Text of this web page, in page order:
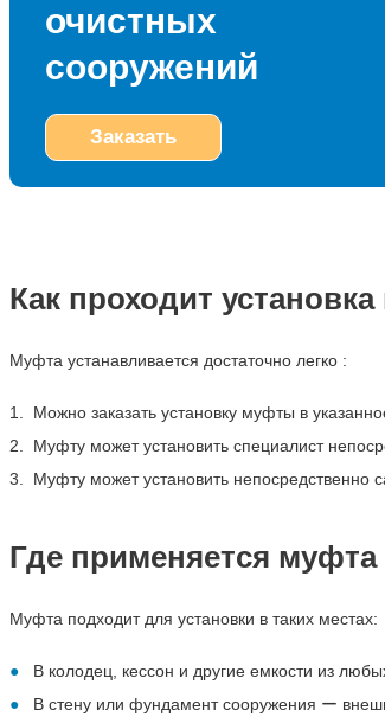
очистных
сооружений
Заказать
Как проходит
Муфта устанавливается достаточно легко :
Можно заказать установку муфты в
Муфту может установить специалист
Муфту может установить непосредственно
Где применяется
Муфта подходит для установки в таких местах:
В колодец, кессон и другие емкости из
В стену или фундамент сооружения ー